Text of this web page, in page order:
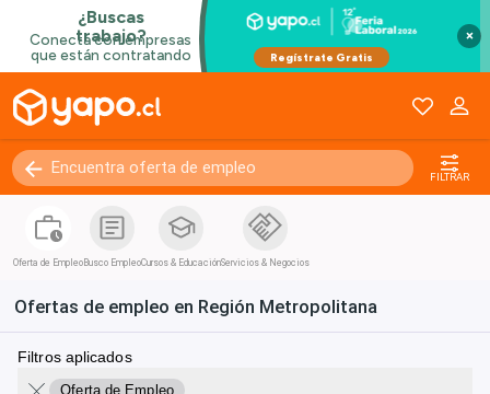
×
FILTRAR
Oferta de Empleo Busco EmpleoCursos & EducaciónServicios & Negocios
Ofertas de empleo en Región Metropolitana
Filtros aplicados
Oferta de Empleo